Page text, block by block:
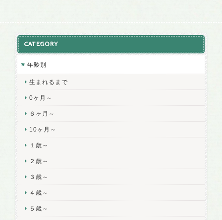
CATEGORY
年齢別
生まれるまで
0ヶ月～
６ヶ月～
10ヶ月～
１歳～
２歳～
３歳～
４歳～
５歳～